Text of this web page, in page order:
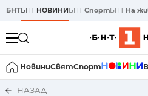
БНТБНТ НОВИНИБНТСпортБНТ На
НовиниСвятСпорт
НАЗАД